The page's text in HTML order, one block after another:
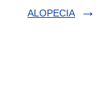
ALOPECIA